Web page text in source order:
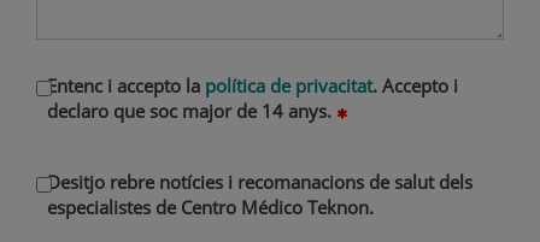
Entenc i accepto la política de privacitat. Accepto i
declaro que soc major de 14 anys.
Desitjo rebre notícies i recomanacions de salut dels
especialistes de Centro Médico Teknon.